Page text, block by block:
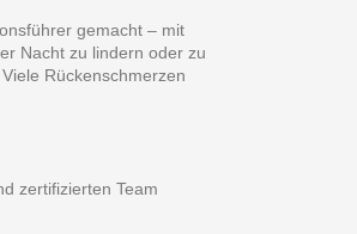
gemacht – mit
Nacht zu lindern oder zu
Rückenschmerzen
zertifizierten Team